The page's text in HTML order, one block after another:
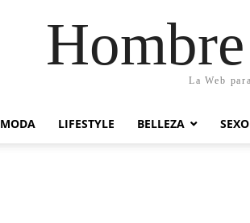
La Web
MODA LIFESTYLE BELLEZA SEXO